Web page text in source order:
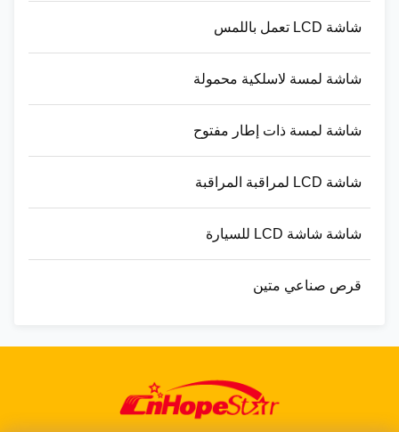
شاشة LCD تعمل باللمس
شاشة لمسة لاسلكية محمولة
شاشة لمسة ذات إطار مفتوح
شاشة LCD لمراقبة المراقبة
شاشة شاشة LCD للسيارة
قرص صناعي متين